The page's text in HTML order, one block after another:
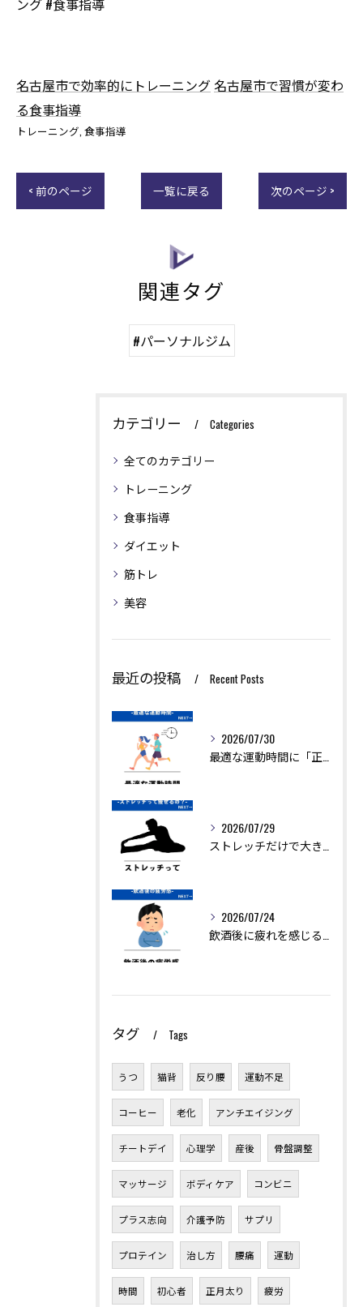
ング #食事指導
名古屋市で効率的にトレーニング 名古屋市で習慣が変わ
る食事指導
トレーニング 食事指導
< 前のページ 一覧に戻る 次のページ >
関連タグ
#パーソナルジム
カテゴリー Categories
全てのカテゴリー
トレーニング
食事指導
ダイエット
筋トレ
美容
最近の投稿 Recent Posts
2026/07/30
最適な運動時間に「正解」はありません。
2026/07/29
ストレッチだけで大きく痩せることは難しいですが、ダイエットを...
2026/07/24
飲酒後に疲れを感じるのは、アルコールの分解に多くのエネルギー...
タグ Tags
うつ 猫背 反り腰 運動不足
コーヒー 老化 アンチエイジング
チートデイ 心理学 産後 骨盤調整
マッサージ ボディケア コンビニ
プラス志向 介護予防 サプリ
プロテイン 治し方 腰痛 運動
時間 初心者 正月太り 疲労